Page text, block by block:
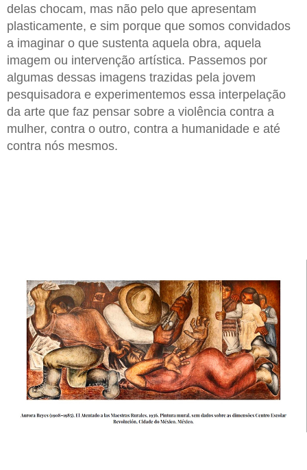
delas chocam, mas não pelo que apresentam
plasticamente, e sim porque que somos convidados
a imaginar o que sustenta aquela obra, aquela
imagem ou intervenção artística. Passemos por
algumas dessas imagens trazidas pela jovem
pesquisadora e experimentemos essa interpelação
da arte que faz pensar sobre a violência contra a
mulher, contra o outro, contra a humanidade e até
contra nós mesmos.